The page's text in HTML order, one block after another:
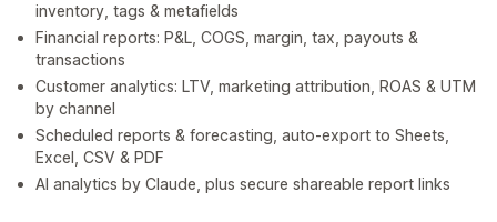
inventory, tags & metafields
Financial reports: P&L, COGS, margin, tax, payouts &
transactions
Customer analytics: LTV, marketing attribution, ROAS & UTM
by channel
Scheduled reports & forecasting, auto-export to Sheets,
Excel, CSV & PDF
AI analytics by Claude, plus secure shareable report links